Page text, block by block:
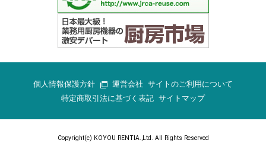
個人情報保護方針 運営会社 サイトのご利用について
特定商取引法に基づく表記 サイトマップ
Copyright(c) KOYOU RENTIA.,Ltd. All Rights Reserved